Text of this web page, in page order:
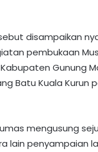
disampaikan
pembukaan
Kabupaten Gunung
Batu Kuala Kurun
mengusung
lain penyampaian